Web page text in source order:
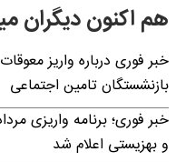
هم اکنون دیگران
خبر فوری درباره واریز
بازنشستگان تامین اجتماعی
و بهزیستی اعلام شد